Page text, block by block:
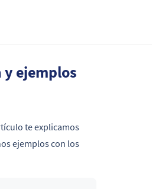
y ejemplos
te explicamos
ejemplos con los